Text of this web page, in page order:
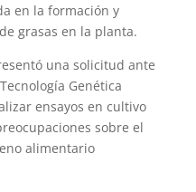
en la formación y
grasas en la planta.
una solicitud ante
Genética
ensayos en cultivo
sobre el
alimentario